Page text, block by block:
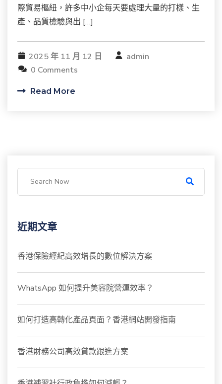
際貿易樞紐，許多中小企每天要處理大量的打樣、生
產、品質檢驗與出 […]
2025 年 11 月 12 日
admin
0 Comments
Read More
近期文章
香港保險經紀高效增長的數位解決方案
WhatsApp 如何提升美容院營運效率？
如何打造高轉化產品頁面？香港網站開發指南
香港財務公司高效貸款跟進方案